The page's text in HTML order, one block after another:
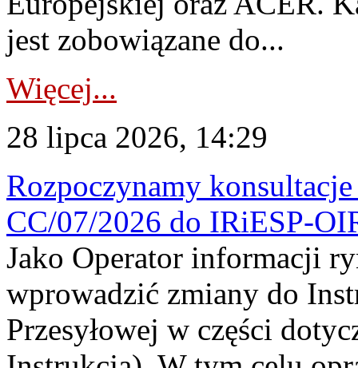
jest zobowiązane do...
Więcej...
28 lipca 2026, 14:29
Rozpoczynamy
CC/07/2026 do IRiESP-
Jako Operator informacji
wprowadzić zmiany do
Przesyłowej w części